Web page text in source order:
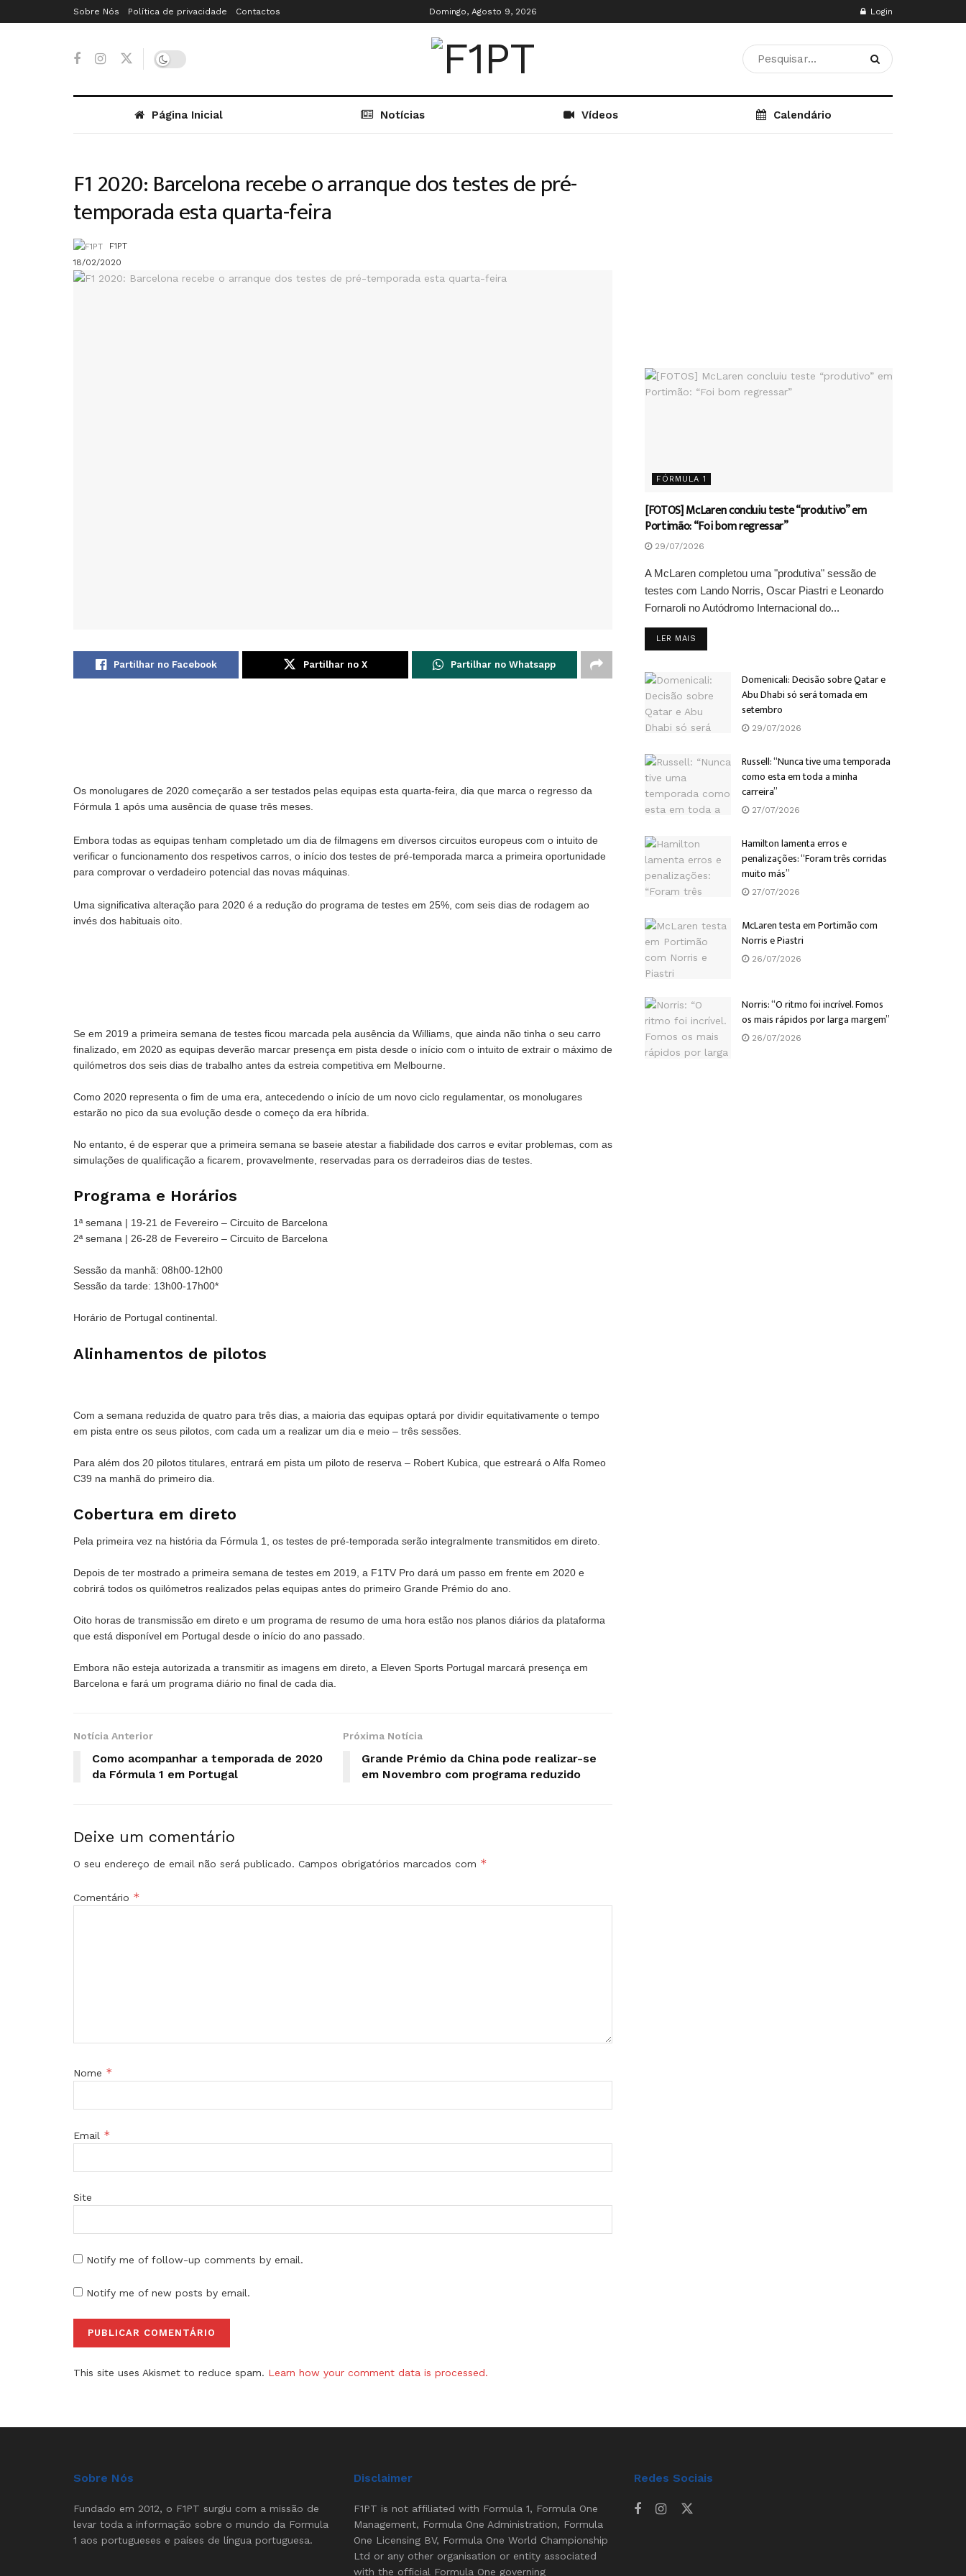
Sobre Nós Política de privacidade Contactos Domingo, Agosto 9, 2026 Login
Página Inicial Notícias Vídeos Calendário
F1 2020: Barcelona recebe o arranque dos testes de pré-
temporada esta quarta-feira
F1PT
18/02/2020
Partilhar no Facebook Partilhar no X Partilhar no Whatsapp
Os monolugares de 2020 começarão a ser testados pelas equipas esta quarta-feira, dia que marca o regresso da
Fórmula 1 após uma ausência de quase três meses.
Embora todas as equipas tenham completado um dia de filmagens em diversos circuitos europeus com o intuito de
verificar o funcionamento dos respetivos carros, o início dos testes de pré-temporada marca a primeira oportunidade
para comprovar o verdadeiro potencial das novas máquinas.
Uma significativa alteração para 2020 é a redução do programa de testes em 25%, com seis dias de rodagem ao
invés dos habituais oito.
Se em 2019 a primeira semana de testes ficou marcada pela ausência da Williams, que ainda não tinha o seu carro
finalizado, em 2020 as equipas deverão marcar presença em pista desde o início com o intuito de extrair o máximo de
quilómetros dos seis dias de trabalho antes da estreia competitiva em Melbourne.
Como 2020 representa o fim de uma era, antecedendo o início de um novo ciclo regulamentar, os monolugares
estarão no pico da sua evolução desde o começo da era híbrida.
No entanto, é de esperar que a primeira semana se baseie atestar a fiabilidade dos carros e evitar problemas, com as
simulações de qualificação a ficarem, provavelmente, reservadas para os derradeiros dias de testes.
Programa e Horários
1ª semana | 19-21 de Fevereiro – Circuito de Barcelona
2ª semana | 26-28 de Fevereiro – Circuito de Barcelona
Sessão da manhã: 08h00-12h00
Sessão da tarde: 13h00-17h00*
Horário de Portugal continental.
Alinhamentos de pilotos
Com a semana reduzida de quatro para três dias, a maioria das equipas optará por dividir equitativamente o tempo
em pista entre os seus pilotos, com cada um a realizar um dia e meio – três sessões.
Para além dos 20 pilotos titulares, entrará em pista um piloto de reserva – Robert Kubica, que estreará o Alfa Romeo
C39 na manhã do primeiro dia.
Cobertura em direto
Pela primeira vez na história da Fórmula 1, os testes de pré-temporada serão integralmente transmitidos em direto.
Depois de ter mostrado a primeira semana de testes em 2019, a F1TV Pro dará um passo em frente em 2020 e
cobrirá todos os quilómetros realizados pelas equipas antes do primeiro Grande Prémio do ano.
Oito horas de transmissão em direto e um programa de resumo de uma hora estão nos planos diários da plataforma
que está disponível em Portugal desde o início do ano passado.
Embora não esteja autorizada a transmitir as imagens em direto, a Eleven Sports Portugal marcará presença em
Barcelona e fará um programa diário no final de cada dia.
Notícia Anterior
Como acompanhar a temporada de 2020
da Fórmula 1 em Portugal
Próxima Notícia
Grande Prémio da China pode realizar-se
em Novembro com programa reduzido
Deixe um comentário
O seu endereço de email não será publicado. Campos obrigatórios marcados com *
Comentário *
Nome *
Email *
Site
Notify me of follow-up comments by email.
Notify me of new posts by email.
This site uses Akismet to reduce spam. Learn how your comment data is processed.
FÓRMULA 1
[FOTOS] McLaren concluiu teste “produtivo” em
Portimão: “Foi bom regressar”
29/07/2026
A McLaren completou uma "produtiva" sessão de
testes com Lando Norris, Oscar Piastri e Leonardo
Fornaroli no Autódromo Internacional do...
LER MAIS
Domenicali: Decisão sobre Qatar e
Abu Dhabi só será tomada em
setembro
29/07/2026
Russell: “Nunca tive uma temporada
como esta em toda a minha
carreira”
27/07/2026
Hamilton lamenta erros e
penalizações: “Foram três corridas
muito más”
27/07/2026
McLaren testa em Portimão com
Norris e Piastri
26/07/2026
Norris: “O ritmo foi incrível. Fomos
os mais rápidos por larga margem”
26/07/2026
Sobre Nós
Fundado em 2012, o F1PT surgiu com a missão de
levar toda a informação sobre o mundo da Formula
1 aos portugueses e países de língua portuguesa.
Disclaimer
F1PT is not affiliated with Formula 1, Formula One
Management, Formula One Administration, Formula
One Licensing BV, Formula One World Championship
Ltd or any other organisation or entity associated
with the official Formula One governing
Redes Sociais